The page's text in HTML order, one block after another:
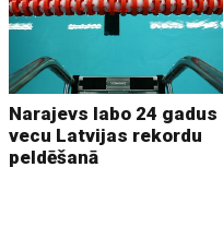
Narajevs labo 24 gadus
vecu Latvijas rekordu
peldēšanā